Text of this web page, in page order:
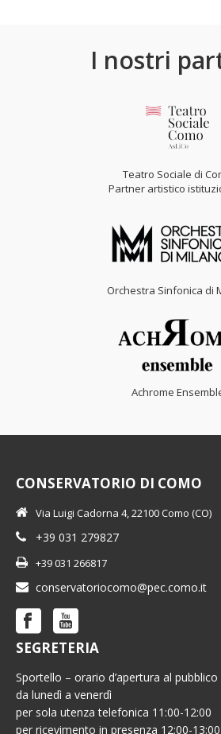
I nostri
Teatro Sociale di
Partner artistico
Orchestra Sinfonica di
Achrome
CONSERVATORIO DI COMO
Via Luigi Cadorna 4, 22100 Como (CO)
+39 031 279827
+39 031 266817
conservatoriocomo@pec.como.it
SEGRETERIA
Sportello – orario d’apertura al pubblico
da lunedì a venerdì
per sola utenza telefonica 11:00-12:00
per ricevimento in presenza 12:00-13:00